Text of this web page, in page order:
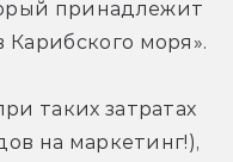
принадлежит
моря».
таких затратах
на маркетинг!),